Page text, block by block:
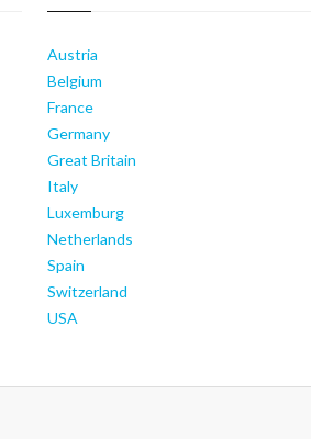
Austria
Belgium
France
Germany
Great Britain
Italy
Luxemburg
Netherlands
Spain
Switzerland
USA